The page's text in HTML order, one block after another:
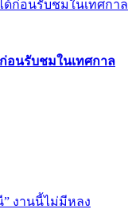
อนรับชมในเทศกาล